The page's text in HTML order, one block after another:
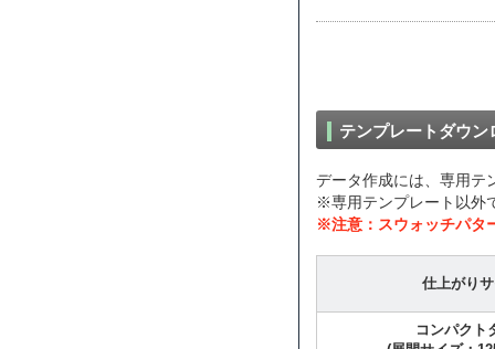
テンプレートダウン
データ作成には、専用テ
※専用テンプレート以外
※注意：スウォッチパタ
仕上がり
コンパクト